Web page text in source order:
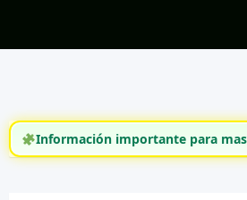
Información importante para